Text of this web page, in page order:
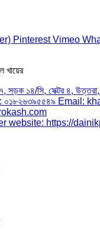
Pinterest Vimeo
সড়ক ১৪/সি, সেক্টর ৪,
০১৮২৬৩৯৫৫৪৯ Email:
website: https://